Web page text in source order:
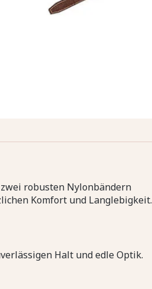
robusten Nylonbändern
Komfort und Langlebigkeit.
Halt und edle Optik.